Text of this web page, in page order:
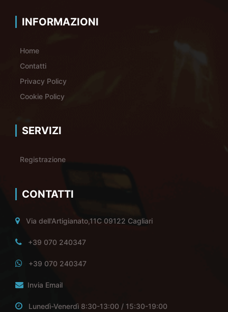
INFORMAZIONI
Home
Contatti
Privacy Policy
Cookie Policy
SERVIZI
Registrazione
CONTATTI
Via dell'Artigianato,11C 09122 Cagliari
+39 070 240347
+39 070 240347
Invia Email
Lunedì-Venerdì 8:30-13:00 / 15:30-19:00